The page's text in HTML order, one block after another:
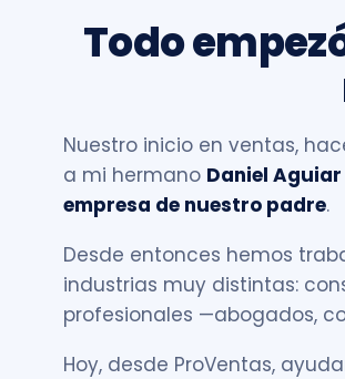
Todo
Nuestro inicio en ventas,
a mi hermano Daniel Aguiar
empresa de nuestro padre.
Desde entonces hemos
industrias muy distintas:
profesionales —abogados,
Hoy, desde ProVentas,